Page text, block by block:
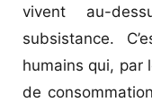
vivent au-
subsistance.
humains qui, par
de